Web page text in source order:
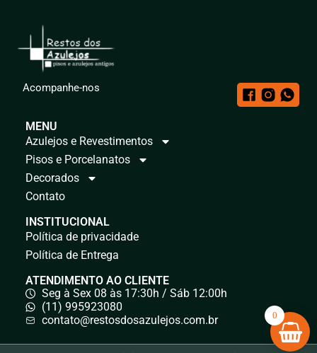
Acompanhe-nos
MENU
Azulejos e Revestimentos
Pisos e Porcelanatos
Decorados
Contato
INSTITUCIONAL
Política de privacidade
Política de Entrega
ATENDIMENTO AO CLIENTE
Seg à Sex 08 às 17:30h / Sáb 12:00h
(11) 995923080
contato@restosdosazulejos.com.br
0